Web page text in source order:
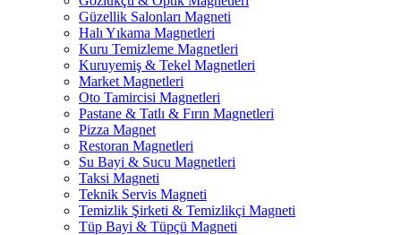
Güzellik Salonları Magneti
Halı Yıkama Magnetleri
Kuru Temizleme Magnetleri
Kuruyemiş & Tekel Magnetleri
Market Magnetleri
Oto Tamircisi Magnetleri
Pastane & Tatlı & Fırın Magnetleri
Pizza Magnet
Restoran Magnetleri
Su Bayi & Sucu Magnetleri
Taksi Magneti
Teknik Servis Magneti
Temizlik Şirketi & Temizlikçi Magneti
Tüp Bayi & Tüpçü Magneti